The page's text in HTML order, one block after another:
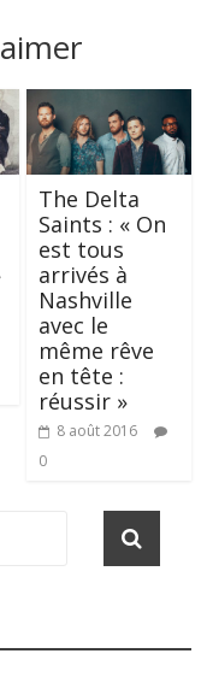
The Delta
Saints : « On
est tous
arrivés à
Nashville
avec le
même rêve
en tête :
réussir »
8 août 2016
0